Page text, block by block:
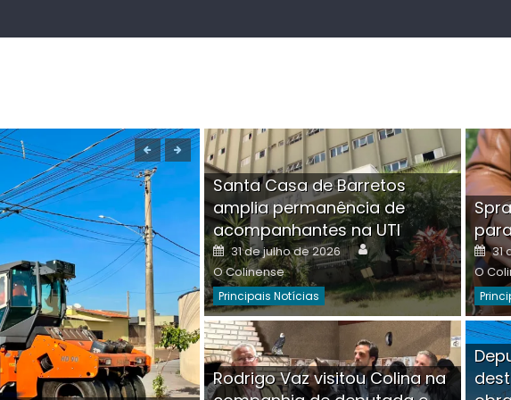
Boutique na Av. Ângelo
invadida por criminoso
Santa Casa de Barretos
amplia permanência de
acompanhantes na UTI
Posted
on
31 de julho de 2026 Author
O Colinense
Principais Notícias
on
31
O
Rodrigo Vaz visitou Colina na